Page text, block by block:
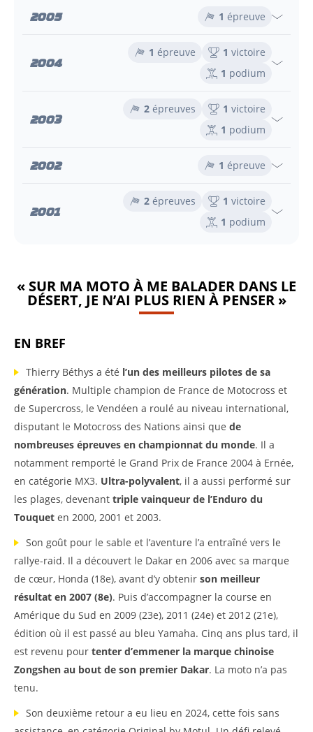
2005 1 épreuve
2004
1 épreuve 1 victoire
1 podium
2003
2 épreuves 1 victoire
1 podium
2002 1 épreuve
2001
2 épreuves 1 victoire
1 podium
« SUR MA MOTO À ME BALADER DANS LE
DÉSERT, JE N’AI PLUS RIEN À PENSER »
EN BREF
Thierry Béthys a été l’un des meilleurs pilotes de sa
génération. Multiple champion de France de Motocross et
de Supercross, le Vendéen a roulé au niveau international,
disputant le Motocross des Nations ainsi que de
nombreuses épreuves en championnat du monde. Il a
notamment remporté le Grand Prix de France 2004 à Ernée,
en catégorie MX3. Ultra-polyvalent, il a aussi performé sur
les plages, devenant triple vainqueur de l’Enduro du
Touquet en 2000, 2001 et 2003.
Son goût pour le sable et l’aventure l’a entraîné vers le
rallye-raid. Il a découvert le Dakar en 2006 avec sa marque
de cœur, Honda (18e), avant d’y obtenir son meilleur
résultat en 2007 (8e). Puis d’accompagner la course en
Amérique du Sud en 2009 (23e), 2011 (24e) et 2012 (21e),
édition où il est passé au bleu Yamaha. Cinq ans plus tard, il
est revenu pour tenter d’emmener la marque chinoise
Zongshen au bout de son premier Dakar. La moto n’a pas
tenu.
Son deuxième retour a eu lieu en 2024, cette fois sans